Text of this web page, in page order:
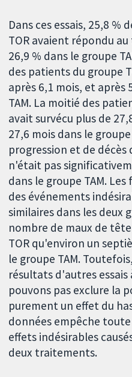
Dans ces essais, 25,8 %
TOR avaient répondu
26,9 % dans le groupe
des patients du groupe
après 6,1 mois, et après
TAM. La moitié des
avait survécu plus de
27,6 mois dans le
progression et de décès
n'était pas
dans le groupe TAM.
des événements
similaires dans les deux
nombre de maux de
TOR qu'environ un
le groupe TAM.
résultats d'autres
pouvons pas exclure la
purement un effet du
données empêche
effets indésirables
deux traitements.